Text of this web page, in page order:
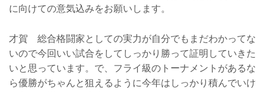
に向けての意気込みをお願いします。
才賀 総合格闘家としての実力が自分でもまだわかってな
いので今回いい試合をしてしっかり勝って証明していきた
いと思っています。で、フライ級のトーナメントがあるな
ら優勝がちゃんと狙えるように今年はしっかり積んでいけ